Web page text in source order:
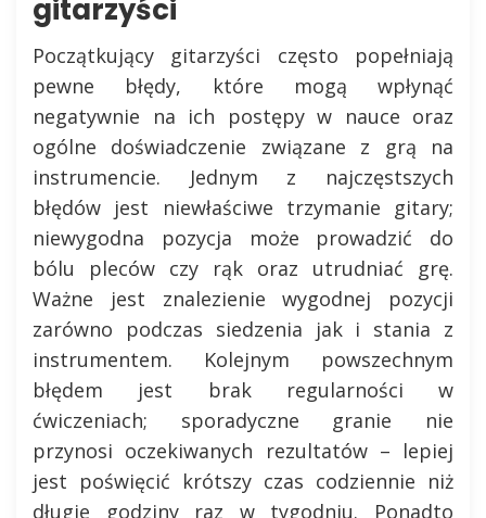
gitarzyści
Początkujący gitarzyści często popełniają
pewne błędy, które mogą wpłynąć
negatywnie na ich postępy w nauce oraz
ogólne doświadczenie związane z grą na
instrumencie. Jednym z najczęstszych
błędów jest niewłaściwe trzymanie gitary;
niewygodna pozycja może prowadzić do
bólu pleców czy rąk oraz utrudniać grę.
Ważne jest znalezienie wygodnej pozycji
zarówno podczas siedzenia jak i stania z
instrumentem. Kolejnym powszechnym
błędem jest brak regularności w
ćwiczeniach; sporadyczne granie nie
przynosi oczekiwanych rezultatów – lepiej
jest poświęcić krótszy czas codziennie niż
długie godziny raz w tygodniu. Ponadto